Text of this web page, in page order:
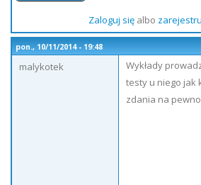
Zaloguj sięalbo
pon., 10/11/2014 - 19:48
malykotek
Wykłady
testy u niego jak
zdania na